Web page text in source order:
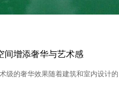
间增添奢华与艺术感
的奢华效果随着建筑和室内设计的